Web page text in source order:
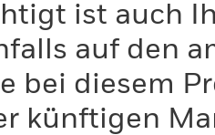
ist auch
auf den
bei diesem
künftigen